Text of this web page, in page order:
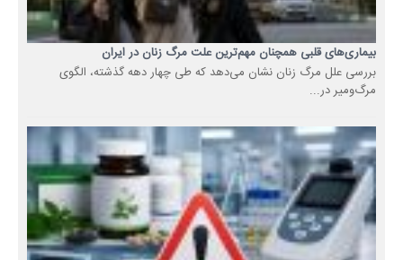
بیماری‌های قلبی همچنان مهم‌ترین علت مرگ زنان در ایران
بررسی علل مرگ زنان نشان می‌دهد که طی چهار دهه گذشته، الگوی
مرگ‌ومیر در...